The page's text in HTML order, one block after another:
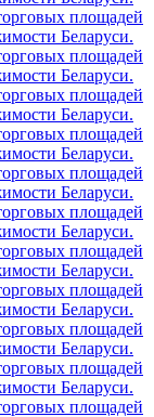
площадей
Беларуси.
площадей
Беларуси.
площадей
Беларуси.
площадей
Беларуси.
площадей
Беларуси.
площадей
Беларуси.
площадей
Беларуси.
площадей
Беларуси.
площадей
Беларуси.
площадей
Беларуси.
площадей